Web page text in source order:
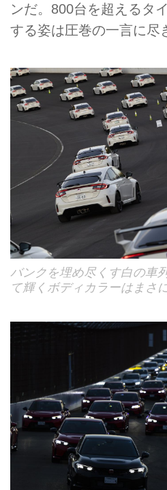
ンだ。800台を超えるタ
する姿は圧巻の一言に尽
バンクを埋め尽くす白の車
て輝くボディカラーはまさ